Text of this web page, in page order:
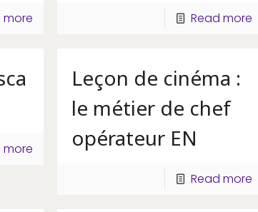
more Read more
more
Leçon de cinéma :
le métier de chef
opérateur EN
Read more